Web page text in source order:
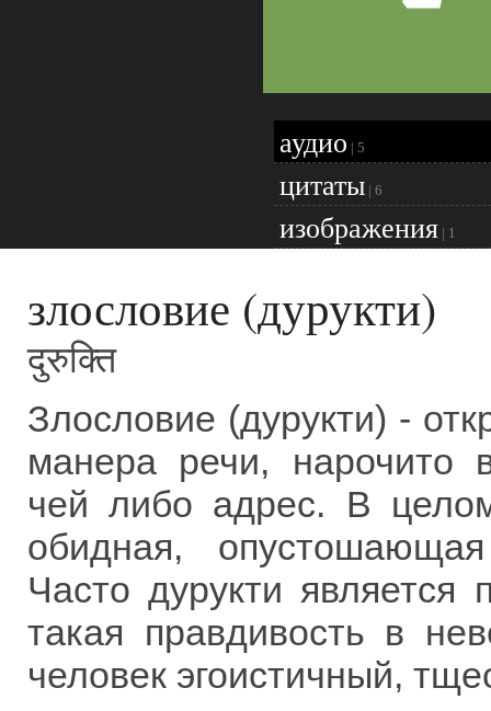
аудио | 5
цитаты | 6
изображения | 1
злословие (дурукти)
दुरुक्ति
Злословие (дурукти) -
манера речи, нарочито
чей либо адрес. В
обидная,
Часто дурукти является
такая правдивость в
человек эгоистичный,